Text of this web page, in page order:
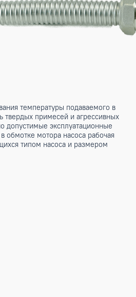
для регулирования температуры
содержать твердых
-Максимально допустимые
влаги в обмотке мотора
отличающихся типом